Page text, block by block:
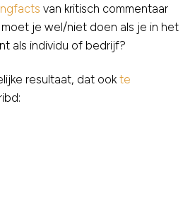
van kritisch commentaar
je wel/niet doen als je in het
als individu of bedrijf?
resultaat, dat ook te